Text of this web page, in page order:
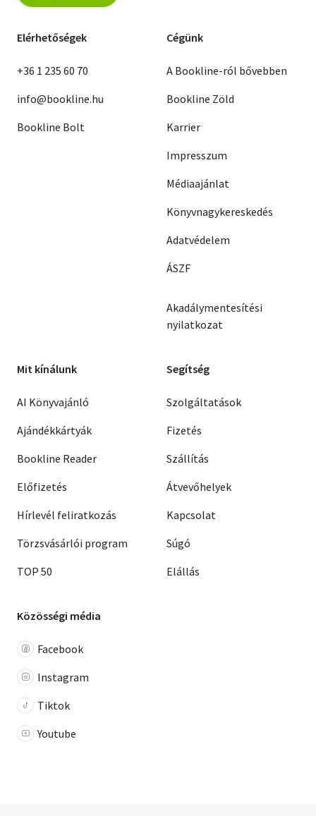
Elérhetőségek
+36 1 235 60 70
info@bookline.hu
Bookline Bolt
Cégünk
A Bookline-ról bővebben
Bookline Zöld
Karrier
Impresszum
Médiaajánlat
Könyvnagykereskedés
Adatvédelem
ÁSZF
Akadálymentesítési
nyilatkozat
Mit kínálunk
AI Könyvajánló
Ajándékkártyák
Bookline Reader
Előfizetés
Hírlevél feliratkozás
Törzsvásárlói program
TOP 50
Segítség
Szolgáltatások
Fizetés
Szállítás
Átvevőhelyek
Kapcsolat
Súgó
Elállás
Közösségi média
Facebook
Instagram
Tiktok
Youtube